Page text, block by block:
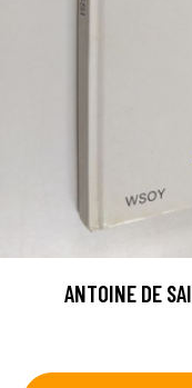
ANTOINE DE